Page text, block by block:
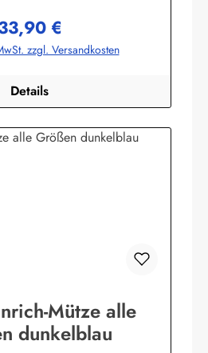
Preis:
€
zzgl. Versandkosten
Details
Mütze alle
dunkelblau